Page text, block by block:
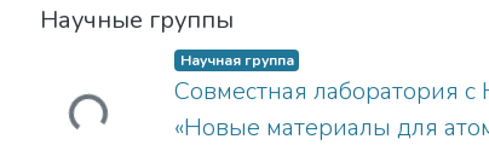
Научные группы
Загружается... Научная группа
Совместная лаборатория
«Новые материалы для